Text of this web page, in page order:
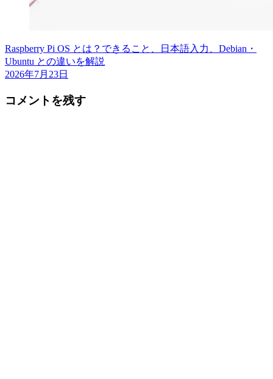
Raspberry Pi OS とは？できること、日本語入力、Debian・
Ubuntu との違いを解説
2026年7月23日
コメントを残す